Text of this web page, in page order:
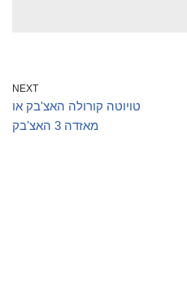
NEXT
טויוטה קורולה האצ'בק או
מאזדה 3 האצ'בק